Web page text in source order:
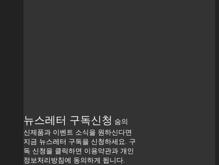
뉴스레터 구독신청 숨의
신제품과 이벤트 소식을 원하신다면
지금 뉴스레터 구독을 신청하세요. 구
독 신청을 클릭하면 이용약관과 개인
정보처리방침에 동의하게 됩니다.